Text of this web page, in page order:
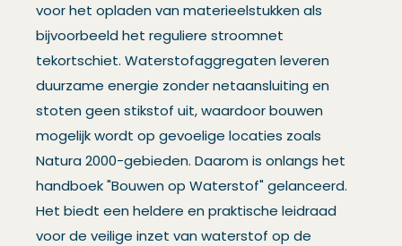
voor het opladen van materieelstukken als
bijvoorbeeld het reguliere stroomnet
tekortschiet. Waterstofaggregaten leveren
duurzame energie zonder netaansluiting en
stoten geen stikstof uit, waardoor bouwen
mogelijk wordt op gevoelige locaties zoals
Natura 2000-gebieden. Daarom is onlangs het
handboek "Bouwen op Waterstof" gelanceerd.
Het biedt een heldere en praktische leidraad
voor de veilige inzet van waterstof op de